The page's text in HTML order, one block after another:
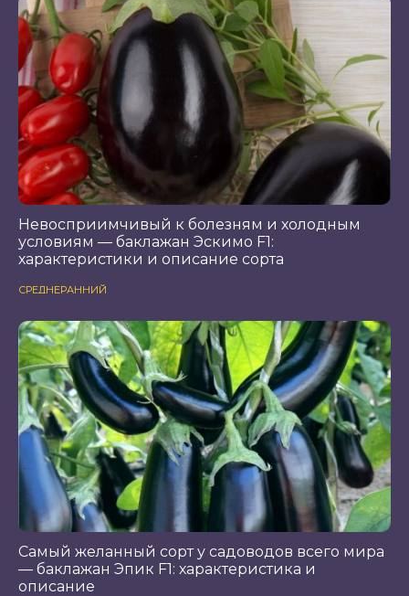
Невосприимчивый к болезням и холодным
условиям — баклажан Эскимо F1:
характеристики и описание сорта
СРЕДНЕРАННИЙ
Самый желанный сорт у садоводов всего мира
— баклажан Эпик F1: характеристика и
описание